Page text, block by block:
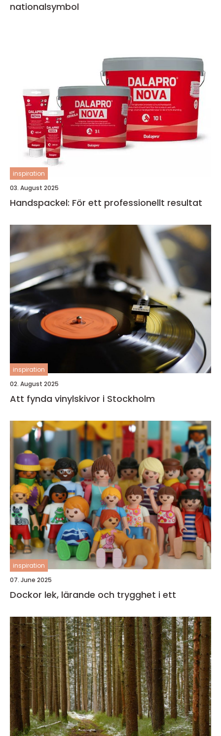
nationalsymbol
inspiration
03. August 2025
Handspackel: För ett professionellt resultat
inspiration
02. August 2025
Att fynda vinylskivor i Stockholm
inspiration
07. June 2025
Dockor lek, lärande och trygghet i ett